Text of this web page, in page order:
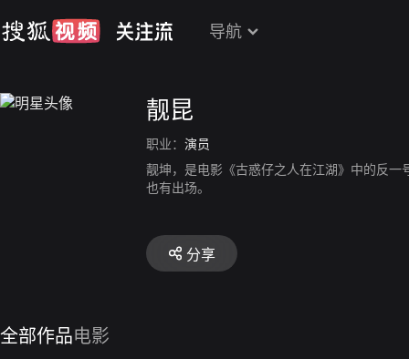
导航
靓昆
职业： 演员
靓坤，是电影《古惑仔之人在江湖》中的反
也有出场。
分享
全部作品电影